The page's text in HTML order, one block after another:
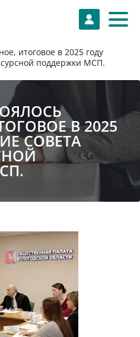
итоговое в 2025 году
поддержки МСП.
В 2025
СОВЕТА